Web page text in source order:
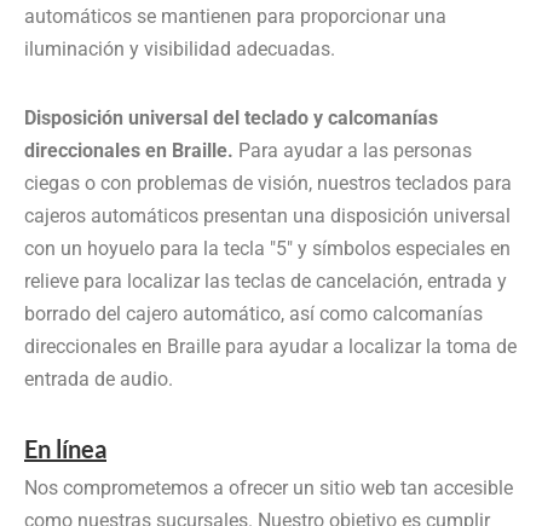
automáticos se mantienen para proporcionar una
iluminación y visibilidad adecuadas.
Disposición universal del teclado y calcomanías
direccionales en Braille. Para ayudar a las personas
ciegas o con problemas de visión, nuestros teclados para
cajeros automáticos presentan una disposición universal
con un hoyuelo para la tecla "5" y símbolos especiales en
relieve para localizar las teclas de cancelación, entrada y
borrado del cajero automático, así como calcomanías
direccionales en Braille para ayudar a localizar la toma de
entrada de audio.
En línea
Nos comprometemos a ofrecer un sitio web tan accesible
como nuestras sucursales. Nuestro objetivo es cumplir